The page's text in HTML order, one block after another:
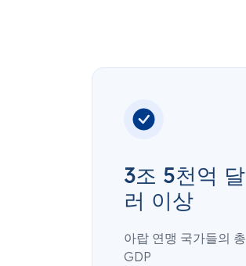
3조 5천억 달
러 이상
아랍 연맹 국가들의 총
GDP